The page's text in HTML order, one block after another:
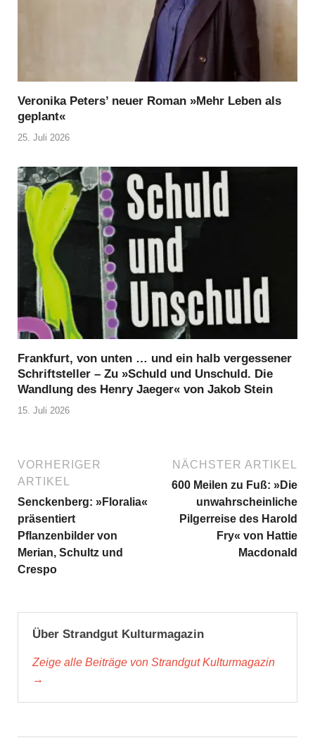
Veronika Peters’ neuer Roman »Mehr Leben als
geplant«
25. Juli 2026
Frankfurt, von unten … und ein halb vergessener
Schriftsteller – Zu »Schuld und Unschuld. Die
Wandlung des Henry Jaeger« von Jakob Stein
15. Juli 2026
VORHERIGER
ARTIKEL
Senckenberg: »Floralia«
präsentiert
Pflanzenbilder von
Merian, Schultz und
Crespo
NÄCHSTER ARTIKEL
600 Meilen zu Fuß: »Die
unwahrscheinliche
Pilgerreise des Harold
Fry« von Hattie
Macdonald
Über Strandgut Kulturmagazin
Zeige alle Beiträge von Strandgut Kulturmagazin
→